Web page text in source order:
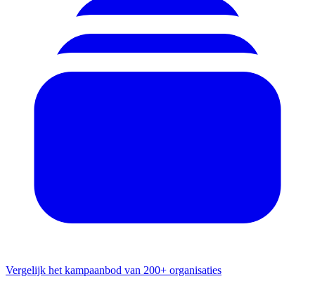
Vergelijk het kampaanbod van 200+ organisaties